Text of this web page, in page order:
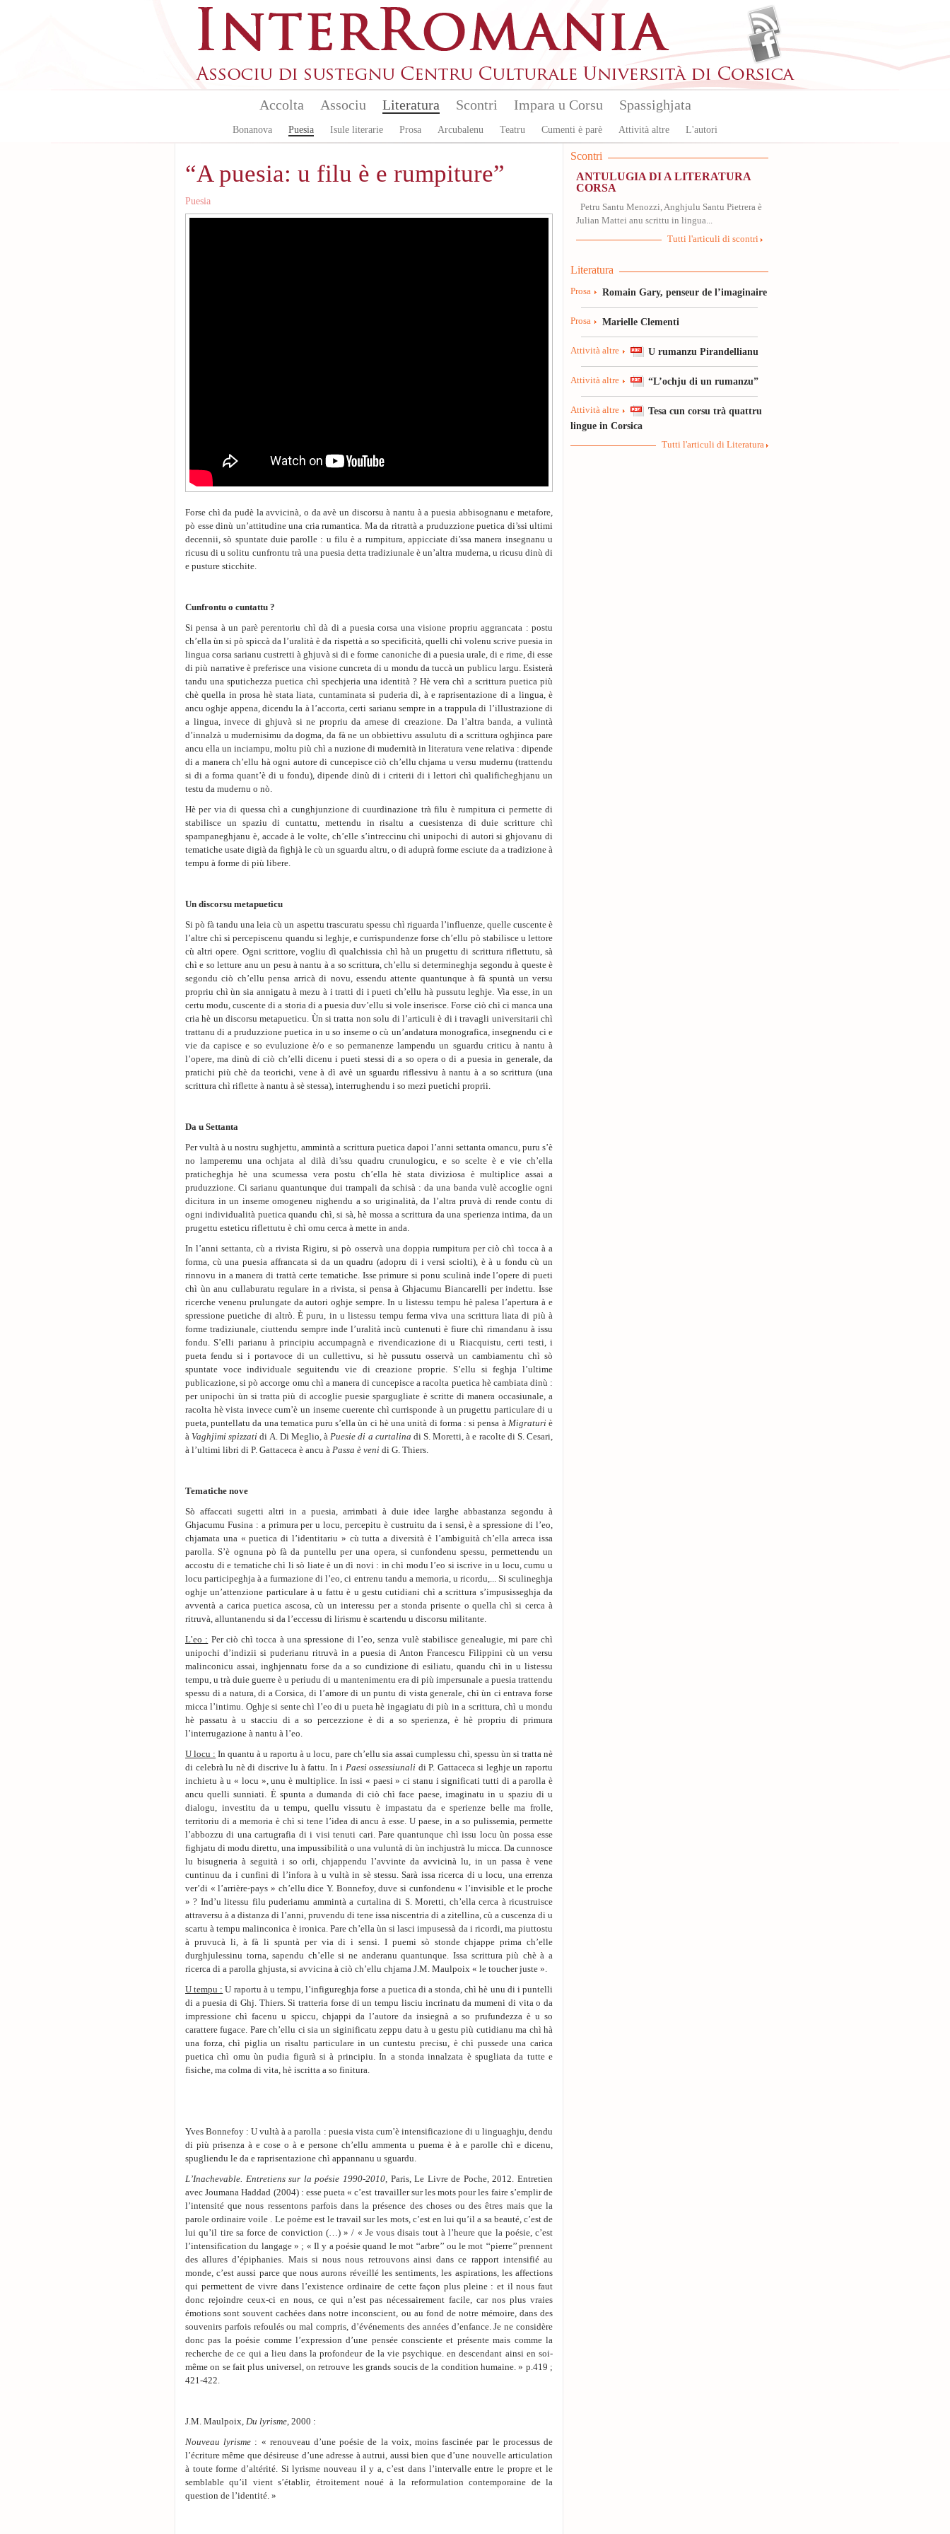
Accolta Associu Literatura
Bonanova Puesia Isule literarie Prosa Arcubalenu Teatru Cumenti è parè Attività altre L'autori
Scontri Impara u Corsu Spassighjata
“A puesia: u filu è e rumpiture”
Puesia
Forse chì da pudè la avvicinà, o da avè un discorsu à nantu à a puesia abbisognanu e metafore,
pò esse dinù un’attitudine una cria rumantica. Ma da ritrattà a pruduzzione puetica di’ssi ultimi
decennii, sò spuntate duie parolle : u filu è a rumpitura, appicciate di’ssa manera insegnanu u
ricusu di u solitu cunfrontu trà una puesia detta tradiziunale è un’altra muderna, u ricusu dinù di
e pusture sticchite.
Cunfrontu o cuntattu ?
Si pensa à un parè perentoriu chì dà di a puesia corsa una visione propriu aggrancata : postu
ch’ella ùn si pò spiccà da l’uralità è da rispettà a so specificità, quelli chì volenu scrive puesia in
lingua corsa sarianu custretti à ghjuvà si di e forme canoniche di a puesia urale, di e rime, di esse
di più narrative è preferisce una visione cuncreta di u mondu da tuccà un publicu largu. Esisterà
tandu una sputichezza puetica chì spechjeria una identità ? Hè vera chì a scrittura puetica più
chè quella in prosa hè stata liata, cuntaminata si puderia dì, à e raprisentazione di a lingua, è
ancu oghje appena, dicendu la à l’accorta, certi sarianu sempre in a trappula di l’illustrazione di
a lingua, invece di ghjuvà si ne propriu da arnese di creazione. Da l’altra banda, a vulintà
d’innalzà u mudernisimu da dogma, da fà ne un obbiettivu assulutu di a scrittura oghjinca pare
ancu ella un inciampu, moltu più chì a nuzione di mudernità in literatura vene relativa : dipende
di a manera ch’ellu hà ogni autore di cuncepisce ciò ch’ellu chjama u versu mudernu (trattendu
si di a forma quant’è di u fondu), dipende dinù di i criterii di i lettori chì qualificheghjanu un
testu da mudernu o nò.
Hè per via di quessa chì a cunghjunzione di cuurdinazione trà filu è rumpitura ci permette di
stabilisce un spaziu di cuntattu, mettendu in risaltu a cuesistenza di duie scritture chì
spampaneghjanu è, accade à le volte, ch’elle s’intreccinu chì unipochi di autori si ghjovanu di
tematiche usate digià da fighjà le cù un sguardu altru, o di aduprà forme esciute da a tradizione à
tempu à forme di più libere.
Un discorsu metapueticu
Si pò fà tandu una leia cù un aspettu trascuratu spessu chì riguarda l’influenze, quelle cuscente è
l’altre chì si percepiscenu quandu si leghje, e currispundenze forse ch’ellu pò stabilisce u lettore
cù altri opere. Ogni scrittore, vogliu dì qualchissia chì hà un prugettu di scrittura riflettutu, sà
chì e so letture anu un pesu à nantu à a so scrittura, ch’ellu si determineghja segondu à queste è
segondu ciò ch’ellu pensa arricà di novu, essendu attente quantunque à fà spuntà un versu
propriu chì ùn sia annigatu à mezu à i tratti di i pueti ch’ellu hà pussutu leghje. Via esse, in un
certu modu, cuscente di a storia di a puesia duv’ellu si vole inserisce. Forse ciò chì ci manca una
cria hè un discorsu metapueticu. Ùn si tratta non solu di l’articuli è di i travagli universitarii chì
trattanu di a pruduzzione puetica in u so inseme o cù un’andatura monografica, insegnendu ci e
vie da capisce e so evuluzione è/o e so permanenze lampendu un sguardu criticu à nantu à
l’opere, ma dinù di ciò ch’elli dicenu i pueti stessi di a so opera o di a puesia in generale, da
pratichi più chè da teorichi, vene à dì avè un sguardu riflessivu à nantu à a so scrittura (una
scrittura chì riflette à nantu à sè stessa), interrughendu i so mezi puetichi proprii.
Da u Settanta
Per vultà à u nostru sughjettu, ammintà a scrittura puetica dapoi l’anni settanta omancu, puru s’è
no lamperemu una ochjata al dilà di’ssu quadru crunulogicu, e so scelte è e vie ch’ella
praticheghja hè una scumessa vera postu ch’ella hè stata diviziosa è multiplice assai a
pruduzzione. Ci sarianu quantunque dui trampali da schisà : da una banda vulè accoglie ogni
dicitura in un inseme omogeneu nighendu a so uriginalità, da l’altra pruvà di rende contu di
ogni individualità puetica quandu chì, si sà, hè mossa a scrittura da una sperienza intima, da un
prugettu esteticu riflettutu è chì omu cerca à mette in anda.
In l’anni settanta, cù a rivista Rigiru, si pò osservà una doppia rumpitura per ciò chì tocca à a
forma, cù una puesia affrancata si da un quadru (adopru di i versi sciolti), è à u fondu cù un
rinnovu in a manera di trattà certe tematiche. Isse primure si ponu sculinà inde l’opere di pueti
chì ùn anu cullaburatu regulare in a rivista, si pensa à Ghjacumu Biancarelli per indettu. Isse
ricerche venenu prulungate da autori oghje sempre. In u listessu tempu hè palesa l’apertura à e
spressione puetiche di altrò. È puru, in u listessu tempu ferma viva una scrittura liata di più à
forme tradiziunale, ciuttendu sempre inde l’uralità incù cuntenuti è fiure chì rimandanu à issu
fondu. S’elli parianu à principiu accumpagnà e rivendicazione di u Riacquistu, certi testi, i
pueta fendu si i portavoce di un cullettivu, si hè pussutu osservà un cambiamentu chì sò
spuntate voce individuale seguitendu vie di creazione proprie. S’ellu si feghja l’ultime
publicazione, si pò accorge omu chì a manera di cuncepisce a racolta puetica hè cambiata dinù :
per unipochi ùn si tratta più di accoglie puesie spargugliate è scritte di manera occasiunale, a
racolta hè vista invece cum’è un inseme cuerente chì currisponde à un prugettu particulare di u
pueta, puntellatu da una tematica puru s’ella ùn ci hè una unità di forma : si pensa à Migraturi è
à Vaghjimi spizzati di A. Di Meglio, àPuesie di a curtalina di S. Moretti, à e racolte di S. Cesari,
à l’ultimi libri di P. Gattaceca è ancu à Passa è veni di G. Thiers.
Tematiche nove
Sò affaccati sugetti altri in a puesia, arrimbati à duie idee larghe abbastanza segondu à
Ghjacumu Fusina : a primura per u locu, percepitu è custruitu da i sensi, è a spressione di l’eo,
chjamata una « puetica di l’identitariu » cù tutta a diversità è l’ambiguità ch’ella arreca issa
parolla. S’è ognuna pò fà da puntellu per una opera, si cunfondenu spessu, permettendu un
accostu di e tematiche chì li sò liate è un dì novi : in chì modu l’eo si iscrive in u locu, cumu u
locu participeghja à a furmazione di l’eo, ci entrenu tandu a memoria, u ricordu,... Si sculineghja
oghje un’attenzione particulare à u fattu è u gestu cutidiani chì a scrittura s’impusisseghja da
avventà a carica puetica ascosa, cù un interessu per a stonda prisente o quella chì si cerca à
ritruvà, alluntanendu si da l’eccessu di lirismu è scartendu u discorsu militante.
L’eo : Per ciò chì tocca à una spressione di l’eo, senza vulè stabilisce genealugie, mi pare chì
unipochi d’indizii si puderianu ritruvà in a puesia di Anton Francescu Filippini cù un versu
malinconicu assai, inghjennatu forse da a so cundizione di esiliatu, quandu chì in u listessu
tempu, u trà duie guerre è u periudu di u mantenimentu era di più impersunale a puesia trattendu
spessu di a natura, di a Corsica, di l’amore di un puntu di vista generale, chì ùn ci entrava forse
micca l’intimu. Oghje si sente chì l’eo di u pueta hè ingagiatu di più in a scrittura, chì u mondu
hè passatu à u stacciu di a so percezzione è di a so sperienza, è hè propriu di primura
l’interrugazione à nantu à l’eo.
U locu : In quantu à u raportu à u locu, pare ch’ellu sia assai cumplessu chì, spessu ùn si tratta nè
di celebrà lu nè di discrive lu à fattu. In i Paesi ossessiunali di P. Gattaceca si leghje un raportu
inchietu à u « locu », unu è multiplice. In issi « paesi » ci stanu i significati tutti di a parolla è
ancu quelli sunniati. È spunta a dumanda di ciò chì face paese, imaginatu in u spaziu di u
dialogu, investitu da u tempu, quellu vissutu è impastatu da e sperienze belle ma frolle,
territoriu di a memoria è chì si tene l’idea di ancu à esse. U paese, in a so pulissemia, permette
l’abbozzu di una cartugrafia di i visi tenuti cari. Pare quantunque chì issu locu ùn possa esse
fighjatu di modu direttu, una impussibilità o una vuluntà di ùn inchjustrà lu micca. Da cunnosce
lu bisugneria à seguità i so orli, chjappendu l’avvinte da avvicinà lu, in un passa è vene
cuntinuu da i cunfini di l’infora à u vultà in sè stessu. Sarà issa ricerca di u locu, una errenza
ver’di « l’arrière-pays » ch’ellu dice Y. Bonnefoy, duve si cunfondenu « l’invisible et le proche
» ? Ind’u litessu filu puderiamu ammintà a curtalina di S. Moretti, ch’ella cerca à ricustruisce
attraversu à a distanza di l’anni, pruvendu di tene issa niscentria di a zitellina, cù a cuscenza di u
scartu à tempu malinconica è ironica. Pare ch’ella ùn si lasci impusessà da i ricordi, ma piuttostu
à pruvucà li, à fà li spuntà per via di i sensi. I puemi sò stonde chjappe prima ch’elle
durghjulessinu torna, sapendu ch’elle si ne anderanu quantunque. Issa scrittura più chè à a
ricerca di a parolla ghjusta, si avvicina à ciò ch’ellu chjama J.M. Maulpoix « le toucher juste ».
U tempu : U raportu à u tempu, l’infigureghja forse a puetica di a stonda, chì hè unu di i puntelli
di a puesia di Ghj. Thiers. Si tratteria forse di un tempu lisciu incrinatu da mumeni di vita o da
impressione chì facenu u spiccu, chjappi da l’autore da insiegnà a so prufundezza è u so
carattere fugace. Pare ch’ellu ci sia un siginificatu zeppu datu à u gestu più cutidianu ma chì hà
una forza, chì piglia un risaltu particulare in un cuntestu precisu, è chì pussede una carica
puetica chì omu ùn pudia figurà si à principiu. In a stonda innalzata è spugliata da tutte e
fisiche, ma colma di vita, hè iscritta a so finitura.
Yves Bonnefoy : U vultà à a parolla : puesia vista cum’è intensificazione di u linguaghju, dendu
di più prisenza à e cose o à e persone ch’ellu ammenta u puema è à e parolle chì e dicenu,
spugliendu le da e raprisentazione chì appannanu u sguardu.
L’Inachevable. Entretiens sur la poésie 1990-2010, Paris, Le Livre de Poche, 2012. Entretien
avec Joumana Haddad (2004) : esse pueta « c’est travailler sur les mots pour les faire s’emplir de
l’intensité que nous ressentons parfois dans la présence des choses ou des êtres mais que la
parole ordinaire voile . Le poème est le travail sur les mots, c’est en lui qu’il a sa beauté, c’est de
lui qu’il tire sa force de conviction (…) » / « Je vous disais tout à l’heure que la poésie, c’est
l’intensification du langage » ; « Il y a poésie quand le mot ‘‘arbre’’ ou le mot ‘‘pierre’’ prennent
des allures d’épiphanies. Mais si nous nous retrouvons ainsi dans ce rapport intensifié au
monde, c’est aussi parce que nous aurons réveillé les sentiments, les aspirations, les affections
qui permettent de vivre dans l’existence ordinaire de cette façon plus pleine : et il nous faut
donc rejoindre ceux-ci en nous, ce qui n’est pas nécessairement facile, car nos plus vraies
émotions sont souvent cachées dans notre inconscient, ou au fond de notre mémoire, dans des
souvenirs parfois refoulés ou mal compris, d’événements des années d’enfance. Je ne considère
donc pas la poésie comme l’expression d’une pensée consciente et présente mais comme la
recherche de ce qui a lieu dans la profondeur de la vie psychique. en descendant ainsi en soi-
même on se fait plus universel, on retrouve les grands soucis de la condition humaine. » p.419 ;
421-422.
J.M. Maulpoix, Du lyrisme, 2000 :
Nouveau lyrisme : « renouveau d’une poésie de la voix, moins fascinée par le processus de
l’écriture même que désireuse d’une adresse à autrui, aussi bien que d’une nouvelle articulation
à toute forme d’altérité. Si lyrisme nouveau il y a, c’est dans l’intervalle entre le propre et le
semblable qu’il vient s’établir, étroitement noué à la reformulation contemporaine de la
question de l’identité. »
Scontri
ANTULUGIA DI A LITERATURA
CORSA
Petru Santu Menozzi, Anghjulu Santu Pietrera è
Julian Mattei anu scrittu in lingua...
Tutti l'articuli di scontri
Literatura
Prosa Romain Gary, penseur de l’imaginaire
Prosa Marielle Clementi
Attività altre U rumanzu Pirandellianu
Attività altre “L’ochju di un rumanzu”
Attività altre
Tesa cun corsu trà quattru
lingue in Corsica
Tutti l'articuli di Literatura